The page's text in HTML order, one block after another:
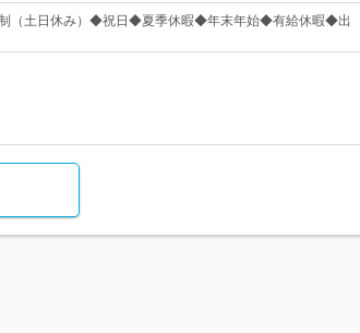
制（土日休み）◆祝日◆夏季休暇◆年末年始◆有給休暇◆出